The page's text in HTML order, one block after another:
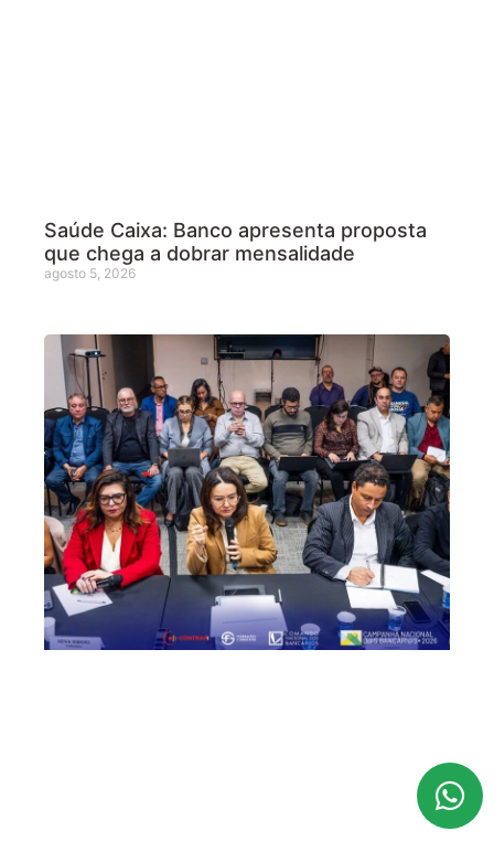
Saúde Caixa: Banco apresenta proposta
que chega a dobrar mensalidade
agosto 5, 2026